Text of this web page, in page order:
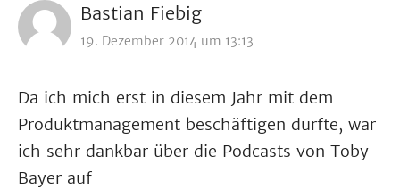
Bastian Fiebig
19. Dezember 2014 um 13:13
Da ich mich erst in diesem Jahr mit dem
Produktmanagement beschäftigen durfte, war
ich sehr dankbar über die Podcasts von Toby
Bayer auf